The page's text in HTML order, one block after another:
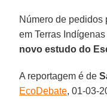
Número de pedidos
em Terras
novo estudo do
A reportagem é de
EcoDebate, 01-03-